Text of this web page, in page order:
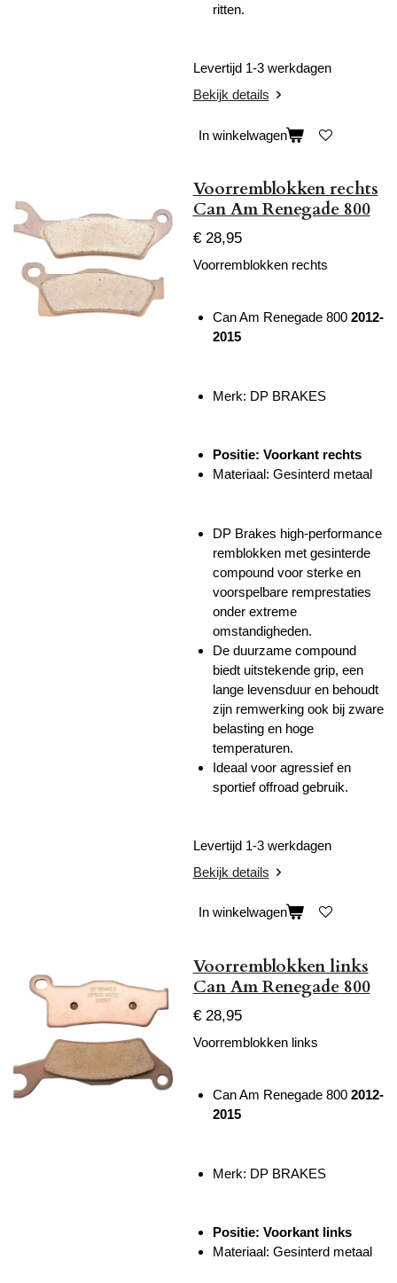
ritten.
Levertijd 1-3 werkdagen
Bekijk details
In winkelwagen
Voorremblokken rechts
Can Am Renegade 800
€ 28,95
Voorremblokken rechts
Can Am Renegade 800 2012-
2015
Merk: DP BRAKES
Positie: Voorkant rechts
Materiaal: Gesinterd metaal
DP Brakes high-performance
remblokken met gesinterde
compound voor sterke en
voorspelbare remprestaties
onder extreme
omstandigheden.
De duurzame compound
biedt uitstekende grip, een
lange levensduur en behoudt
zijn remwerking ook bij zware
belasting en hoge
temperaturen.
Ideaal voor agressief en
sportief offroad gebruik.
Levertijd 1-3 werkdagen
Bekijk details
In winkelwagen
Voorremblokken links
Can Am Renegade 800
€ 28,95
Voorremblokken links
Can Am Renegade 800 2012-
2015
Merk: DP BRAKES
Positie: Voorkant links
Materiaal: Gesinterd metaal